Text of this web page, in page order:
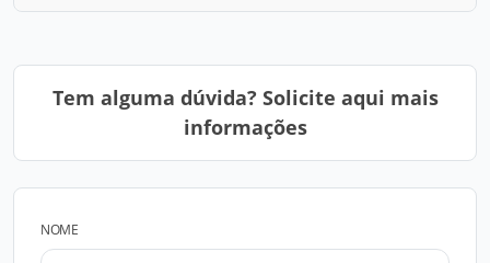
Tem alguma dúvida? Solicite aqui mais
informações
NOME